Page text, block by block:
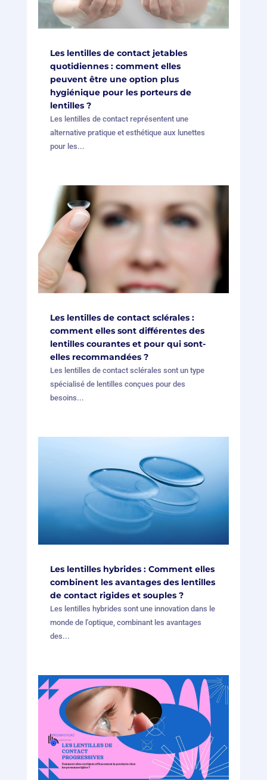
Les lentilles de contact jetables
quotidiennes : comment elles
peuvent être une option plus
hygiénique pour les porteurs de
lentilles ?
Les lentilles de contact représentent une
alternative pratique et esthétique aux lunettes
pour les...
Les lentilles de contact sclérales :
comment elles sont différentes des
lentilles courantes et pour qui sont-
elles recommandées ?
Les lentilles de contact sclérales sont un type
spécialisé de lentilles conçues pour des
besoins...
Les lentilles hybrides : Comment elles
combinent les avantages des lentilles
de contact rigides et souples ?
Les lentilles hybrides sont une innovation dans le
monde de l'optique, combinant les avantages
des...